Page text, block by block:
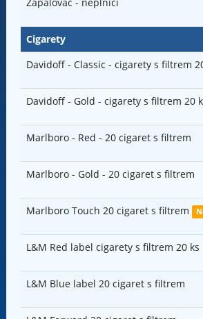
Cigarety
Davidoff - Classic - cigarety s filtrem
Davidoff - Gold - cigarety s filtrem 20
Marlboro - Red - 20 cigaret s filtrem
Marlboro - Gold - 20 cigaret s filtrem
Marlboro Touch 20 cigaret s filtrem
L&M Red label cigarety s filtrem 20 ks
L&M Blue label 20 cigaret s filtrem